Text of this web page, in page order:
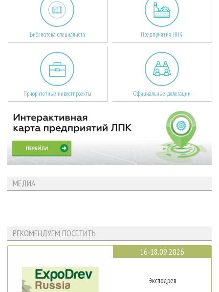
Библиотека специалиста Предприятия ЛПК
Приоритетные инвестпроекты Официальные делегации
МЕДИА
РЕКОМЕНДУЕМ ПОСЕТИТЬ
16-18.09.2026
Эксподрев